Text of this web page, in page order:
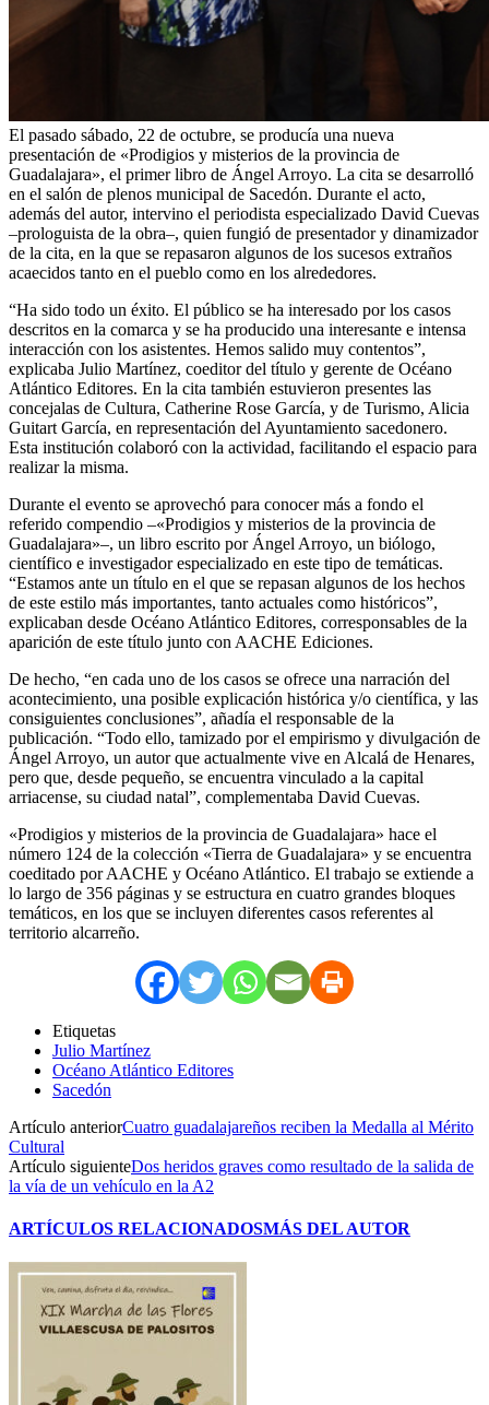
El pasado sábado, 22 de octubre, se producía una nueva
presentación de «Prodigios y misterios de la provincia de
Guadalajara», el primer libro de Ángel Arroyo. La cita se desarrolló
en el salón de plenos municipal de Sacedón. Durante el acto,
además del autor, intervino el periodista especializado David Cuevas
–prologuista de la obra–, quien fungió de presentador y dinamizador
de la cita, en la que se repasaron algunos de los sucesos extraños
acaecidos tanto en el pueblo como en los alrededores.
“Ha sido todo un éxito. El público se ha interesado por los casos
descritos en la comarca y se ha producido una interesante e intensa
interacción con los asistentes. Hemos salido muy contentos”,
explicaba Julio Martínez, coeditor del título y gerente de Océano
Atlántico Editores. En la cita también estuvieron presentes las
concejalas de Cultura, Catherine Rose García, y de Turismo, Alicia
Guitart García, en representación del Ayuntamiento sacedonero.
Esta institución colaboró con la actividad, facilitando el espacio para
realizar la misma.
Durante el evento se aprovechó para conocer más a fondo el
referido compendio –«Prodigios y misterios de la provincia de
Guadalajara»–, un libro escrito por Ángel Arroyo, un biólogo,
científico e investigador especializado en este tipo de temáticas.
“Estamos ante un título en el que se repasan algunos de los hechos
de este estilo más importantes, tanto actuales como históricos”,
explicaban desde Océano Atlántico Editores, corresponsables de la
aparición de este título junto con AACHE Ediciones.
De hecho, “en cada uno de los casos se ofrece una narración del
acontecimiento, una posible explicación histórica y/o científica, y las
consiguientes conclusiones”, añadía el responsable de la
publicación. “Todo ello, tamizado por el empirismo y divulgación de
Ángel Arroyo, un autor que actualmente vive en Alcalá de Henares,
pero que, desde pequeño, se encuentra vinculado a la capital
arriacense, su ciudad natal”, complementaba David Cuevas.
«Prodigios y misterios de la provincia de Guadalajara» hace el
número 124 de la colección «Tierra de Guadalajara» y se encuentra
coeditado por AACHE y Océano Atlántico. El trabajo se extiende a
lo largo de 356 páginas y se estructura en cuatro grandes bloques
temáticos, en los que se incluyen diferentes casos referentes al
territorio alcarreño.
Etiquetas
Julio Martínez
Océano Atlántico Editores
Sacedón
Artículo anteriorCuatro guadalajareños reciben la Medalla al Mérito
Cultural
Artículo siguienteDos heridos graves como resultado de la salida de
la vía de un vehículo en la A2
ARTÍCULOS RELACIONADOSMÁS DEL AUTOR